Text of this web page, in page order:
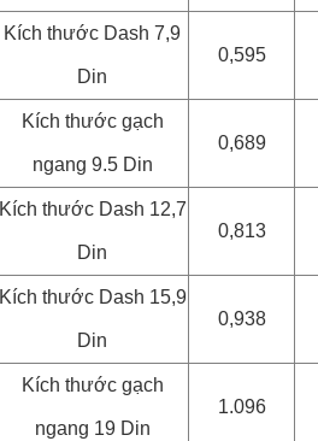
Kích thước Dash 7,9
Din
0,595
Kích thước gạch
ngang 9.5 Din
0,689
Kích thước Dash 12,7
Din
0,813
Kích thước Dash 15,9
Din
0,938
Kích thước gạch
ngang 19 Din
1.096